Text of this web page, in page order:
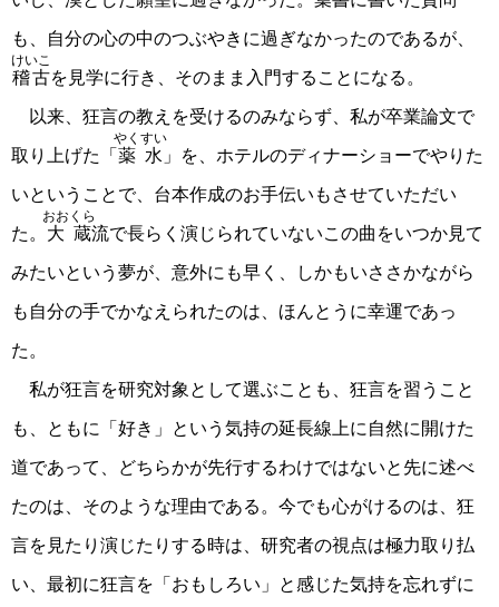
も、自分の心の中のつぶやきに過ぎなかったのであるが、
稽古
けいこ
を見学に行き、そのまま入門することになる。
以来、狂言の教えを受けるのみならず、私が卒業論文で
取り上げた「 薬水
やくすい
」を、ホテルのディナーショーでやりた
いということで、台本作成のお手伝いもさせていただい
た。 大蔵
おおくら
流で長らく演じられていないこの曲をいつか見て
みたいという夢が、意外にも早く、しかもいささかながら
も自分の手でかなえられたのは、ほんとうに幸運であっ
た。
私が狂言を研究対象として選ぶことも、狂言を習うこと
も、ともに「好き」という気持の延長線上に自然に開けた
道であって、どちらかが先行するわけではないと先に述べ
たのは、そのような理由である。今でも心がけるのは、狂
言を見たり演じたりする時は、研究者の視点は極力取り払
い、最初に狂言を「おもしろい」と感じた気持を忘れずに